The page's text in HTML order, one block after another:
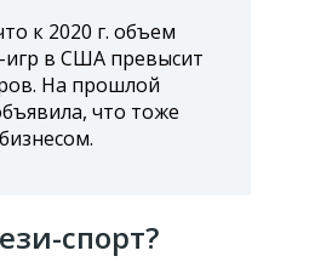
к 2020 г. объем
игр в США превысит
На прошлой
что тоже
спорт?